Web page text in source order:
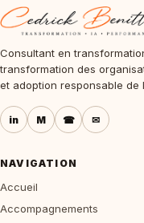
Consultant en
transformation des
et adoption responsable de
in M ☎ ✉
NAVIGATION
Accueil
Accompagnements